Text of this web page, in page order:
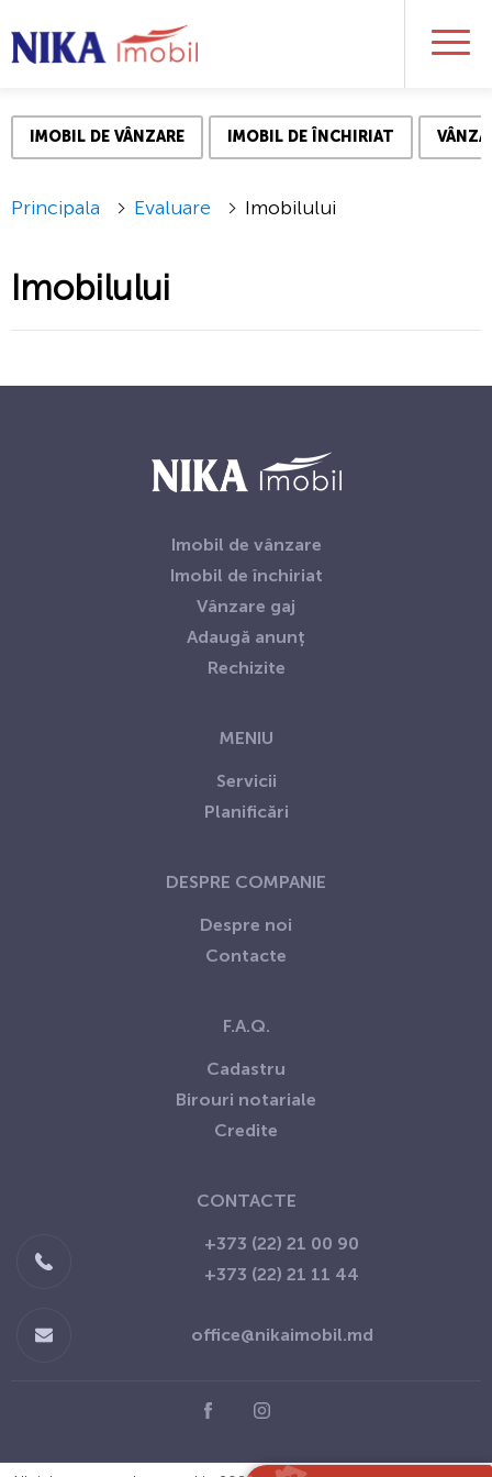
Principala Evaluare Imobilului
IMOBIL DE VÂNZARE IMOBIL DE ÎNCHIRIAT
Imobilului
Imobil de vânzare
Imobil de închiriat
Vânzare gaj
Adaugă anunț
Rechizite
MENIU
Servicii
Planificări
DESPRE COMPANIE
Despre noi
Contacte
F.A.Q.
Сadastru
Birouri notariale
Credite
CONTACTE
+373 (22) 21 00 90
+373 (22) 21 11 44
office@nikaimobil.md